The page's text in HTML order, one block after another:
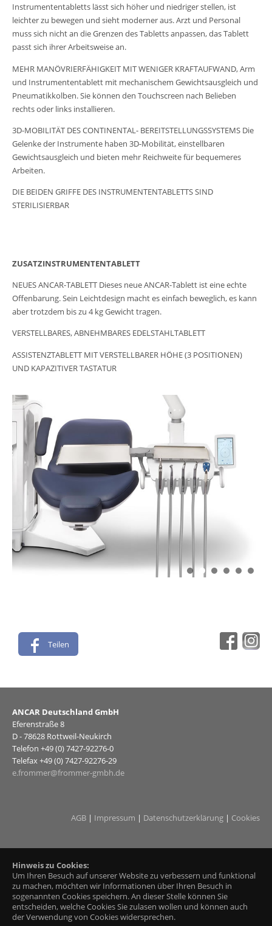
Hinweis zu Cookies:
Um Ihren Besuch auf unserer Website zu verbessern und funktional
zu machen, möchten wir Informationen über Ihren Besuch in
sogenannten Cookies speichern. An dieser Stelle können Sie
entscheiden, welche Cookies Sie zulasen wollen und können auch
der Verwendung von Cookies widersprechen.
Instrumententabletts lässt sich höher und niedriger stellen, ist
leichter zu bewegen und sieht moderner aus. Arzt und Personal
muss sich nicht an die Grenzen des Tabletts anpassen, das Tablett
passt sich ihrer Arbeitsweise an.
MEHR MANÖVRIERFÄHIGKEIT MIT WENIGER KRAFTAUFWAND, Arm
und Instrumententablett mit mechanischem Gewichtsausgleich und
Pneumatikkolben. Sie können den Touchscreen nach Belieben
rechts oder links installieren.
3D-MOBILITÄT DES CONTINENTAL- BEREITSTELLUNGSSYSTEMS Die
Gelenke der Instrumente haben 3D-Mobilität, einstellbaren
Gewichtsausgleich und bieten mehr Reichweite für bequemeres
Arbeiten.
DIE BEIDEN GRIFFE DES INSTRUMENTENTABLETTS SIND
STERILISIERBAR
ZUSATZINSTRUMENTENTABLETT
NEUES ANCAR-TABLETT Dieses neue ANCAR-Tablett ist eine echte
Offenbarung. Sein Leichtdesign macht es einfach beweglich, es kann
aber trotzdem bis zu 4 kg Gewicht tragen.
VERSTELLBARES, ABNEHMBARES EDELSTAHLTABLETT
ASSISTENZTABLETT MIT VERSTELLBARER HÖHE (3 POSITIONEN)
UND KAPAZITIVER TASTATUR
Teilen
ANCAR Deutschland GmbH
Eferenstraße 8
D - 78628 Rottweil-Neukirch
Telefon +49 (0) 7427-92276-0
Telefax +49 (0) 7427-92276-29
e.frommer@frommer-gmbh.de
AGB | Impressum | Datenschutzerklärung | Cookies